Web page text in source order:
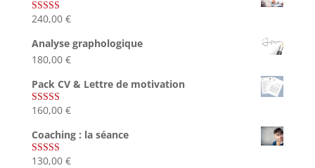
Note4.83
240,00 €
Analyse graphologique
180,00 €
Pack CV & Lettre de motivation
Note5.00
160,00 €
Coaching : la séance
Note4.67
130,00 €